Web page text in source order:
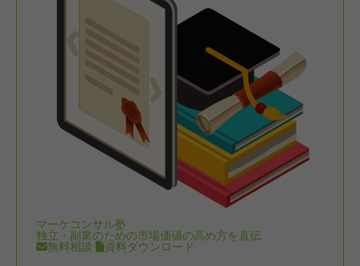
マーケコンサル塾
独立・副業のための市場価値の高め方を直伝
無料相談
資料ダウンロード